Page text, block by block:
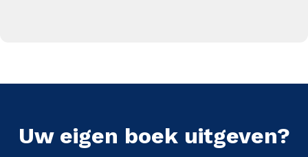
Uw eigen boek uitgeven?